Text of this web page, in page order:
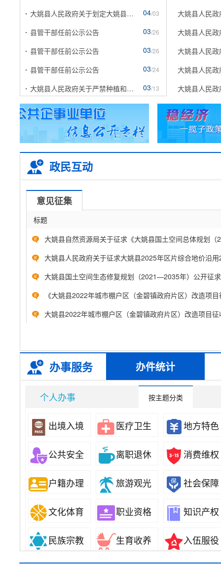
04/03
大姚县人民政府关于划定大姚县境内“十四五”时期...
03/26
县管干部任前公示公告
03/26
县管干部任前公示公告
03/24
县管干部任前公示公告
03/13
大姚县人民政府关于严禁种植和收购烤烟非规品种烟...
大姚县人民
大姚县人民
大姚县人民
大姚县人民
政民互动
意见征集
标题
大姚县自然资源局关于征求《大姚县国土空间总体规划
大姚县人民政府关于征求大姚县2025年区片综合地价沿
大姚县国土空间生态修复规划（2021—2035年）公开征
《大姚县2022年城市棚户区（金碧镇政府片区）改造项
大姚县2022年城市棚户区（金碧镇政府片区）改造项目
办事服务 办件统计
个人办事 按主题分类
出境入境 医疗卫生 地方特色
分类
公共安全 离职退休 消费维权
户籍办理 旅游观光 社会保障
文化体育 职业资格 知识产权
民族宗教 生育收养 入伍服役